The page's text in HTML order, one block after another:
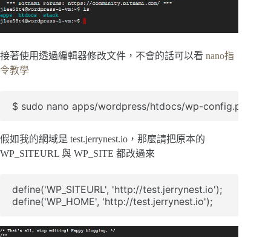
接著使用透過編輯器修改文件，不會的話可以看 nano指
令教學
$ sudo nano apps/wordpress/htdocs/wp-config.php
假如我的網域是 test.jerrynest.io，那麼請把原本的
WP_SITEURL 與 WP_SITE 都改過來
define('WP_SITEURL', 'http://test.jerrynest.io');